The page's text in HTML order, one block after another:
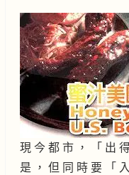
現 今 都 市 ， 「 出
是 ， 但 同 時 要 「